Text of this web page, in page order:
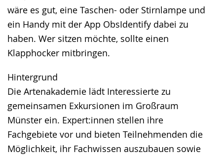
wäre es gut, eine Taschen- oder Stirnlampe und
ein Handy mit der App ObsIdentify dabei zu
haben. Wer sitzen möchte, sollte einen
Klapphocker mitbringen.
Hintergrund
Die Artenakademie lädt Interessierte zu
gemeinsamen Exkursionen im Großraum
Münster ein. Expert:innen stellen ihre
Fachgebiete vor und bieten Teilnehmenden die
Möglichkeit, ihr Fachwissen auszubauen sowie